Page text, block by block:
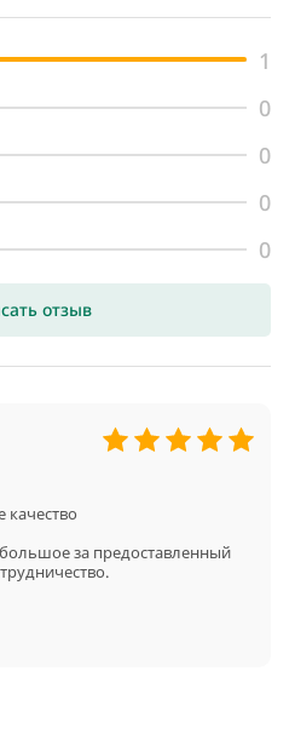
1
0
0
0
0
отзыв
качество
за предоставленный